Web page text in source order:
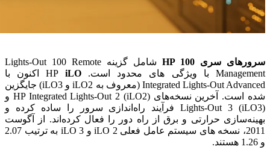
سرورهای سری HP 100
شامل گزینه Lights-Out 100 Remote
Management با ویژگی های محدود است. HP
iLO
اکنون با
Integrated Lights-Out Advanced (معروف به iLO2 و iLO3) جایگزین
شده است. آخرین نسخه‌های HP Integrated Lights-Out 2 (iLO2) و
Lights-Out 3 (iLO3) فرآیند راه‌اندازی سرور را ساده کرده و
بهینه‌سازی حرارتی و برق از راه دور را فعال کرده‌اند. از آگوست
2011، نسخه های سیستم عامل فعلی iLO 2 و iLO 3 به ترتیب 2.07
و 1.26 هستند.